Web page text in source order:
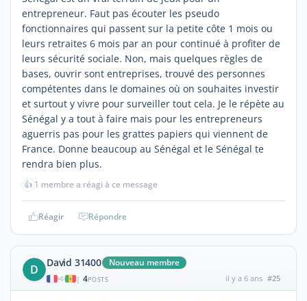
entrepreneur. Faut pas écouter les pseudo
fonctionnaires qui passent sur la petite côte 1 mois ou
leurs retraites 6 mois par an pour continué à profiter de
leurs sécurité sociale. Non, mais quelques règles de
bases, ouvrir sont entreprises, trouvé des personnes
compétentes dans le domaines où on souhaites investir
et surtout y vivre pour surveiller tout cela. Je le répète au
Sénégal y a tout à faire mais pour les entrepreneurs
aguerris pas pour les grattes papiers qui viennent de
France. Donne beaucoup au Sénégal et le Sénégal te
rendra bien plus.
👍 1 membre a réagi à ce message
Réagir Répondre
D David 31400 Nouveau membre
| 4POSTS il y a 6 ans #25